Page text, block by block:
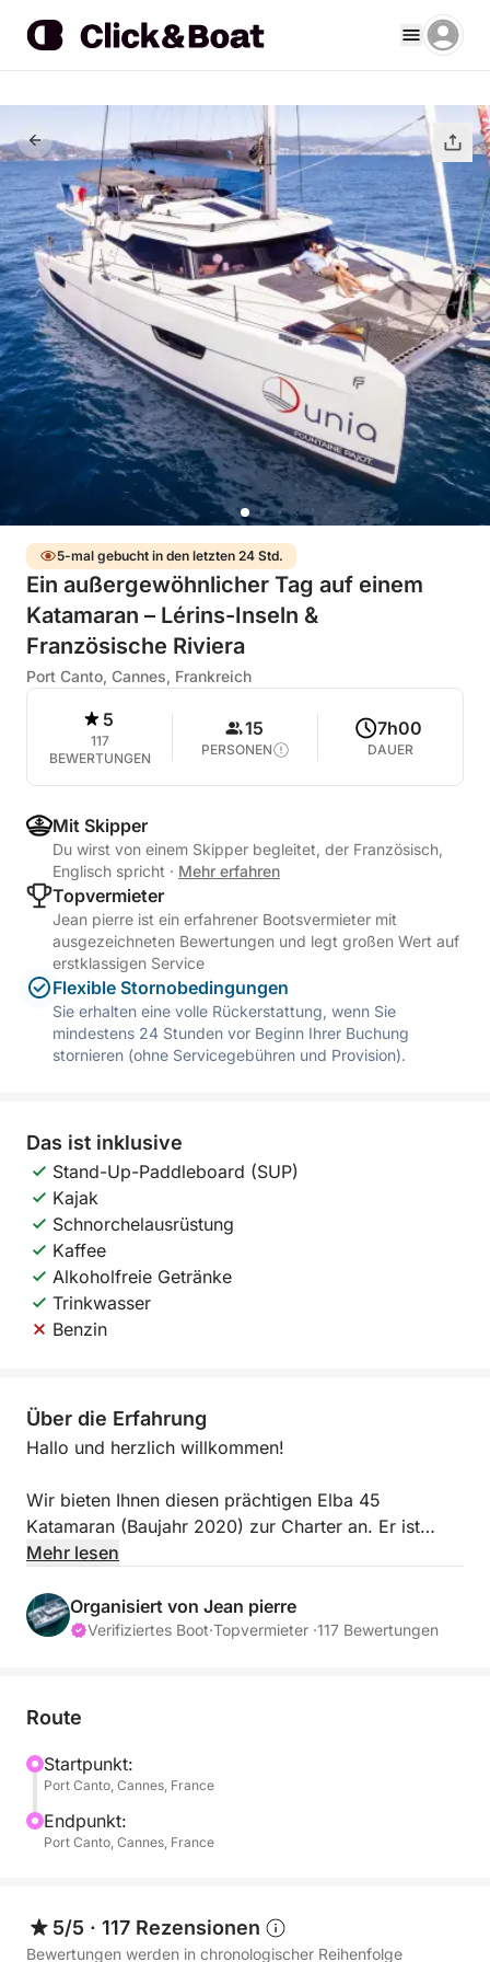
5-mal gebucht in den letzten 24 Std.
Ein außergewöhnlicher Tag auf einem
Katamaran – Lérins-Inseln &
Französische Riviera
Port Canto, Cannes, Frankreich
5
117
BEWERTUNGEN
15
PERSONEN
7h00
DAUER
Mit Skipper
Du wirst von einem Skipper begleitet, der Französisch,
Englisch spricht · Mehr erfahren
Topvermieter
Jean pierre ist ein erfahrener Bootsvermieter mit
ausgezeichneten Bewertungen und legt großen Wert auf
erstklassigen Service
Flexible Stornobedingungen
Sie erhalten eine volle Rückerstattung, wenn Sie
mindestens 24 Stunden vor Beginn Ihrer Buchung
stornieren (ohne Servicegebühren und Provision).
Das ist inklusive
Stand-Up-Paddleboard (SUP)
Kajak
Schnorchelausrüstung
Kaffee
Alkoholfreie Getränke
Trinkwasser
Benzin
Über die Erfahrung
Hallo und herzlich willkommen!
Wir bieten Ihnen diesen prächtigen Elba 45
Katamaran (Baujahr 2020) zur Charter an. Er ist
komplett ausgestattet und ideal für einen
Gehen Sie mit Ihrem professionellen Skipper an Bord
Köstlichkeiten, Feiern oder die Entdeckung einsamer
Das Boot ist mit zahlreichen Annehmlichkeiten
ausgestattet, damit Sie Ihren Tag optimal nutzen
können: 3 Stand-Up-Paddleboards, 1 Doppelkajak,
Für ein noch umfassenderes Erlebnis bieten wir Ihnen
Mehr lesen
Organisiert von Jean pierre
Verifiziertes Boot·Topvermieter ·117 Bewertungen
Route
Startpunkt:
Port Canto, Cannes, France
Endpunkt:
Port Canto, Cannes, France
5/5 · 117 Rezensionen
Bewertungen werden in chronologischer Reihenfolge